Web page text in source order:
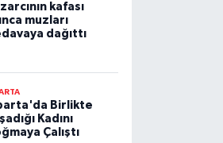
kafası
muzları
dağıttı
Birlikte
Kadını
Çalıştı